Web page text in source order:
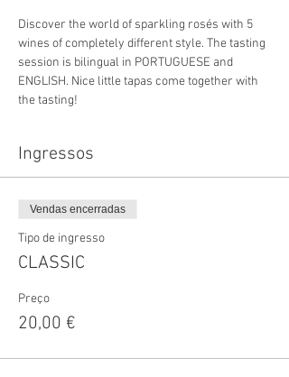
Discover the world of sparkling rosés with 5
wines of completely different style. The tasting
session is bilingual in PORTUGUESE and
ENGLISH. Nice little tapas come together with
the tasting!
Ingressos
Vendas encerradas
Tipo de ingresso
CLASSIC
Preço
20,00 €